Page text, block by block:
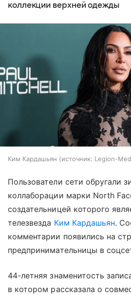
коллекции верхней одежды
Ким Кардашьян источник: Legion-
Пользователи сети обругали
коллаборации марки North
создательницей которого
телезвезда Ким Кардашьян.
комментарии появились на
предпринимательницы в
44-летняя знаменитость
в котором рассказала о